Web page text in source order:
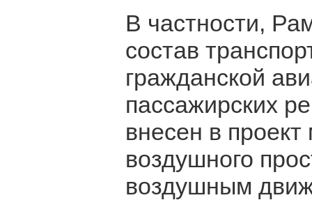
В частности,
состав
гражданской
пассажирских
внесен в
воздушного
воздушным